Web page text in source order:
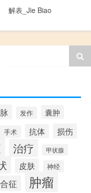
解表_Jie Biao
发作 囊肿
手术 抗体 损伤
治疗 甲状腺
皮肤 神经
征 肿瘤